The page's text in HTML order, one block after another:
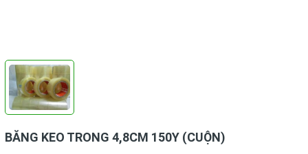
BĂNG KEO TRONG 4,8CM 150Y (CUỘN)